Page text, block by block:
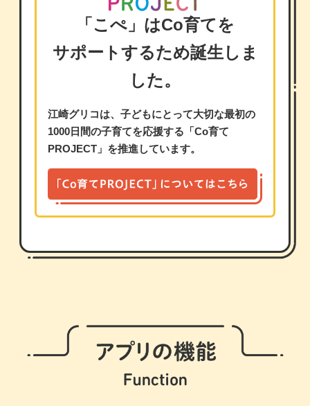
「こぺ」はCo育てを
サポートするため誕生しま
した。
江崎グリコは、子どもにとって大切な最初の
1000日間の子育てを応援する「Co育て
PROJECT」を推進しています。